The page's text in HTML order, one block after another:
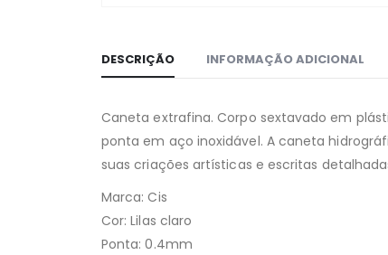
DESCRIÇÃO INFORMAÇÃO ADICIONAL
Caneta extrafina. Corpo sextavado em
ponta em aço inoxidável. A caneta
suas criações artísticas e escritas
Marca: Cis
Cor: Lilas claro
Ponta: 0.4mm